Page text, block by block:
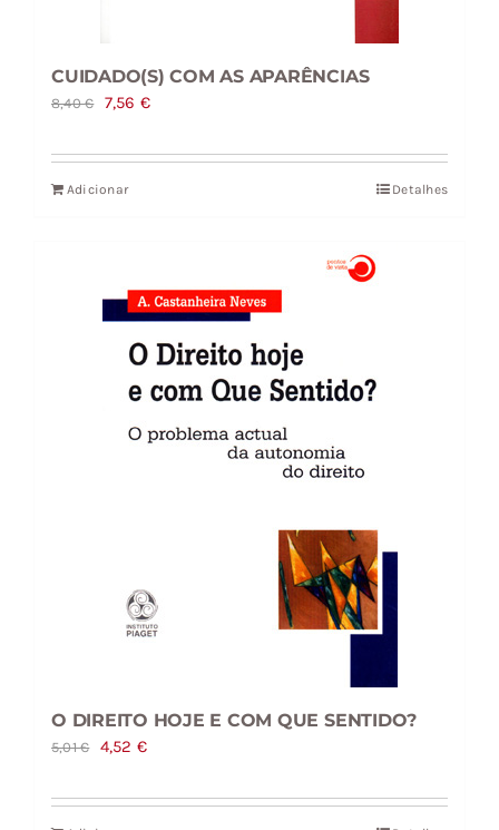
CUIDADO(S) COM AS APARÊNCIAS
8,40€
O
original
era:
7,56 €O
atual
Adicionar Detalhes
O DIREITO HOJE E COM QUE SENTIDO?
5,01€
O
original
4,52 €O
atual